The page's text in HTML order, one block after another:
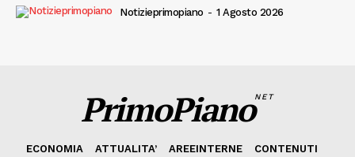
Notizieprimopiano - 1 Agosto 2026
PrimoPianoNET
ECONOMIA ATTUALITA’ AREEINTERNE
CONTENUTI